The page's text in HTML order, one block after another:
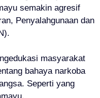
semakin agresif
Penyalahgunaan dan
masyarakat
bahaya narkoba
Seperti yang